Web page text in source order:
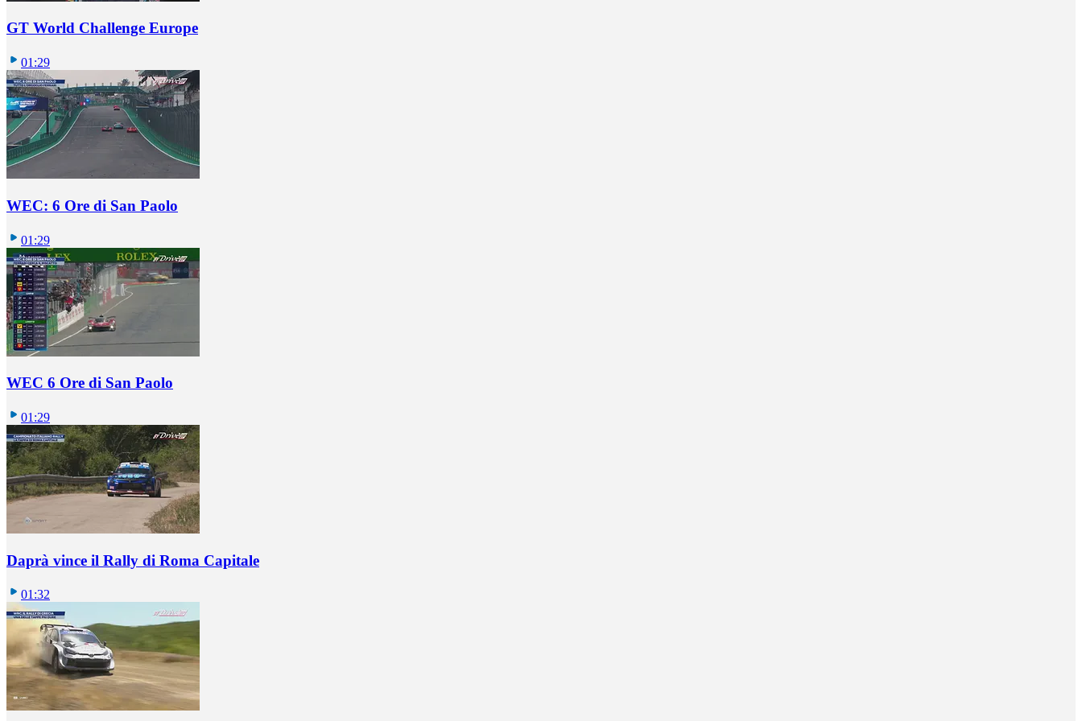
GT World Challenge Europe
01:29
WEC: 6 Ore di San Paolo
01:29
WEC 6 Ore di San Paolo
01:29
Daprà vince il Rally di Roma Capitale
01:32